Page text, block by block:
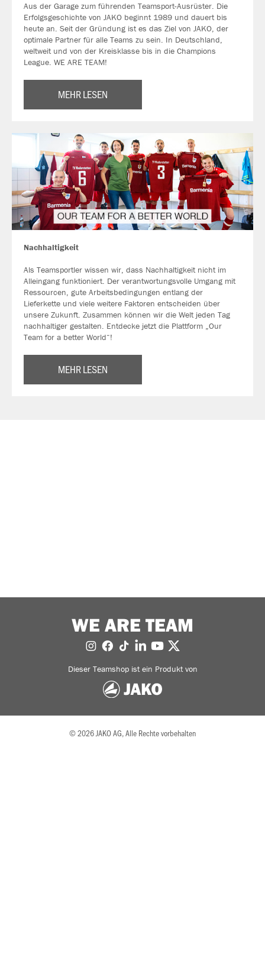
Aus der Garage zum führenden Teamsport-Ausrüster. Die
Erfolgsgeschichte von JAKO beginnt 1989 und dauert bis
heute an. Seit der Gründung ist es das Ziel von JAKO, der
optimale Partner für alle Teams zu sein. In Deutschland,
weltweit und von der Kreisklasse bis in die Champions
League. WE ARE TEAM!
MEHR LESEN
Nachhaltigkeit
Als Teamsportler wissen wir, dass Nachhaltigkeit nicht im
Alleingang funktioniert. Der verantwortungsvolle Umgang mit
Ressourcen, gute Arbeitsbedingungen entlang der
Lieferkette und viele weitere Faktoren entscheiden über
unsere Zukunft. Zusammen können wir die Welt jeden Tag
nachhaltiger gestalten. Entdecke jetzt die Plattform „Our
Team for a better World“!
MEHR LESEN
WE ARE TEAM
Dieser Teamshop ist ein Produkt von
© 2026 JAKO AG, Alle Rechte vorbehalten